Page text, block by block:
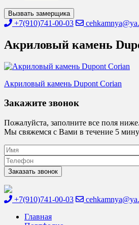
Вызвать замерщика
+7(910)741-00-03
Акриловый камень
Навигация
по
Акриловый камень Dupont Corian
Закажите звонок
Пожалуйста, заполните все поля ниже.
Мы свяжемся с Вами в течение 5
+7(910)741-00-03
Главная